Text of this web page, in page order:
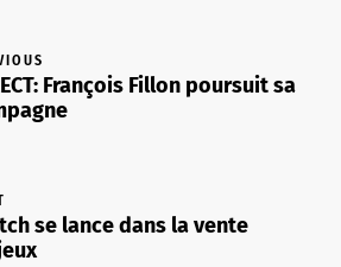
François Fillon poursuit sa
se lance dans la vente